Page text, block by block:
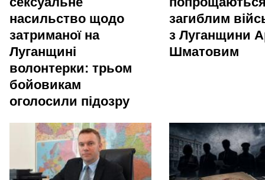
насильство щодо
затриманої на
Луганщині
волонтерки: трьом
бойовикам
оголосили підозру
загиблим
з Луганщини
Шматовим